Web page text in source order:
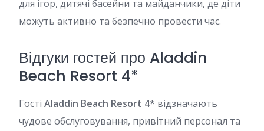
для ігор, дитячі басейни та майданчики, де діти
можуть активно та безпечно провести час.
Відгуки гостей про Aladdin
Beach Resort 4*
Гості Aladdin Beach Resort 4* відзначають
чудове обслуговування, привітний персонал та